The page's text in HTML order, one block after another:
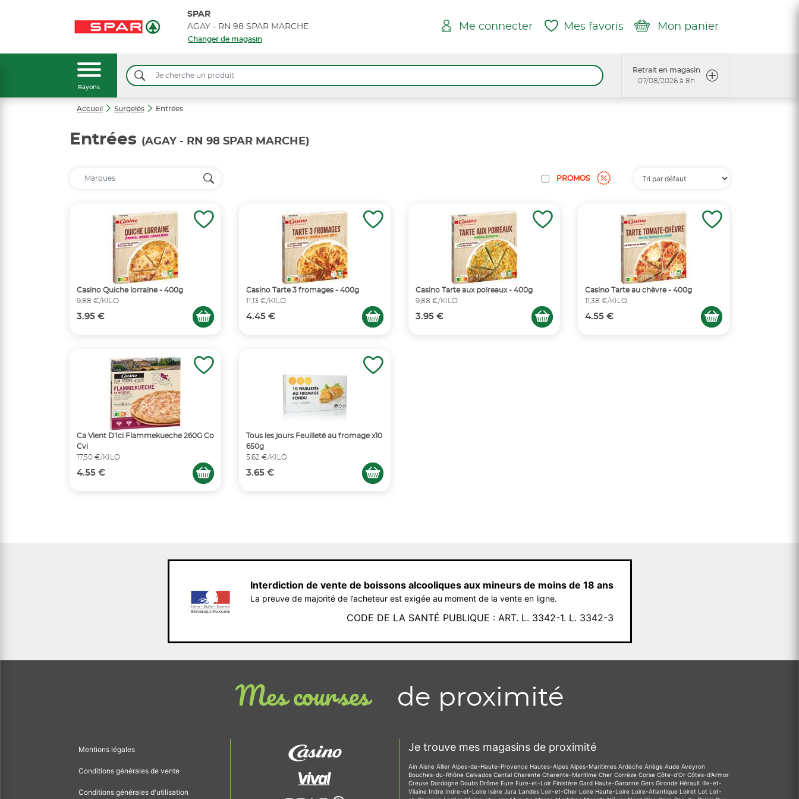
SPAR
AGAY - RN 98 SPAR MARCHE
Changer de magasin
Me connecter Mes favoris Mon panier
Rayons
Retrait en magasin
07/08/2026 à 8h
Accueil Surgelés Entrées
Entrées (AGAY - RN 98 SPAR MARCHE)
PROMOS
Casino Quiche lorraine - 400g
9,88 €/KILO
3.95 €
Casino Tarte 3 fromages - 400g
11,13 €/KILO
4.45 €
Casino Tarte aux poireaux - 400g
9,88 €/KILO
3.95 €
Casino Tarte au chèvre - 400g
11,38 €/KILO
4.55 €
Ca Vient D'Ici Flammekueche 260G Co
Cvi
17,50 €/KILO
4.55 €
Tous les jours Feuilleté au fromage x10
650g
5,62 €/KILO
3.65 €
Interdiction de vente de boissons alcooliques aux mineurs de moins de 18 ans
La preuve de majorité de l’acheteur est exigée au moment de la vente en ligne.
CODE DE LA SANTÉ PUBLIQUE : ART. L. 3342-1. L. 3342-3
Mes courses de proximité
Mentions légales
Conditions générales de vente
Conditions générales d'utilisation
Je trouve mes magasins de proximité
Ain Aisne Allier Alpes-de-Haute-Provence Hautes-Alpes Alpes-Maritimes Ardèche Ariège Aude Aveyron
Bouches-du-Rhône Calvados Cantal Charente Charente-Maritime Cher Corrèze Corse Côte-d'Or Côtes-d'Armor
Creuse Dordogne Doubs Drôme Eure Eure-et-Loir Finistère Gard Haute-Garonne Gers Gironde Hérault Ille-et-
Vilaine Indre Indre-et-Loire Isère Jura Landes Loir-et-Cher Loire Haute-Loire Loire-Atlantique Loiret Lot Lot-